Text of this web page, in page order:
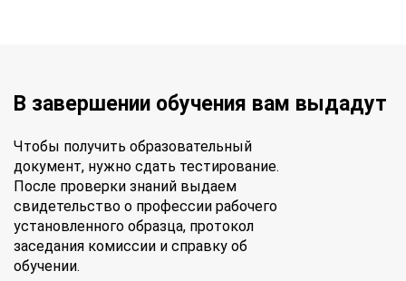
Получите профессинальные знания и
документы гособразца – обучайтесь в
«АПОК» без отрыва от работы!
В завершении обучения вам выдадут
Чтобы получить образовательный
документ, нужно сдать тестирование.
После проверки знаний выдаем
свидетельство о профессии рабочего
установленного образца, протокол
заседания комиссии и справку об
обучении.